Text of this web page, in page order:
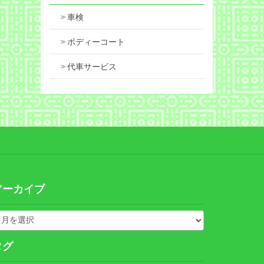
車検
ボディーコート
代車サービス
ーカイブ
グ